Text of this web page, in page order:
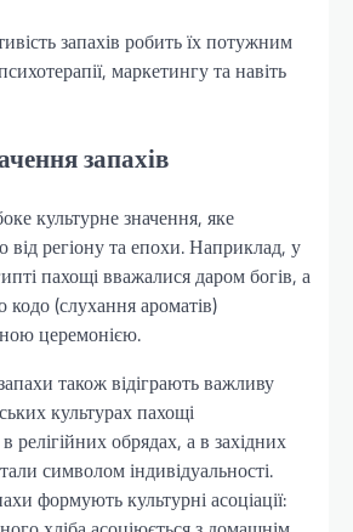
запахів робить їх потужним
маркетингу та навіть
запахів
культурне значення, яке
від регіону та епохи. Наприклад, у
пахощі вважалися даром богів, а
кодо (слухання ароматів)
церемонією.
також відіграють важливу
культурах пахощі
релігійних обрядах, а в західних
символом індивідуальності.
формують культурні асоціації: